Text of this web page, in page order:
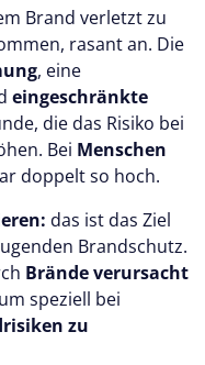
Brand verletzt zu
rasant an. Die
, eine
eingeschränkte
die das Risiko bei
Bei Menschen
doppelt so hoch.
das ist das Ziel
Brandschutz.
Brände verursacht
speziell bei
zu